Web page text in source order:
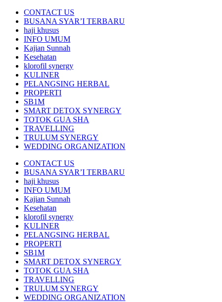
CONTACT US
BUSANA SYAR’I TERBARU
haji khusus
INFO UMUM
Kajian Sunnah
Kesehatan
klorofil synergy
KULINER
PELANGSING HERBAL
PROPERTI
SB1M
SMART DETOX SYNERGY
TOTOK GUA SHA
TRAVELLING
TRULUM SYNERGY
WEDDING ORGANIZATION
CONTACT US
BUSANA SYAR’I TERBARU
haji khusus
INFO UMUM
Kajian Sunnah
Kesehatan
klorofil synergy
KULINER
PELANGSING HERBAL
PROPERTI
SB1M
SMART DETOX SYNERGY
TOTOK GUA SHA
TRAVELLING
TRULUM SYNERGY
WEDDING ORGANIZATION